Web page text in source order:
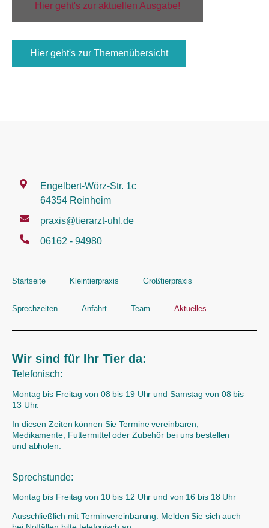
Hier geht's zur aktuellen Ausgabe!
Hier geht's zur Themenübersicht
Engelbert-Wörz-Str. 1c
64354 Reinheim
praxis@tierarzt-uhl.de
06162 - 94980
Startseite Kleintierpraxis Großtierpraxis
Sprechzeiten Anfahrt Team Aktuelles
Wir sind für Ihr Tier da:
Telefonisch:
Montag bis Freitag von 08 bis 19 Uhr und Samstag von 08 bis
13 Uhr.
In diesen Zeiten können Sie Termine vereinbaren,
Medikamente, Futtermittel oder Zubehör bei uns bestellen
und abholen.
Sprechstunde:
Montag bis Freitag von 10 bis 12 Uhr und von 16 bis 18 Uhr
Ausschließlich mit Terminvereinbarung. Melden Sie sich auch